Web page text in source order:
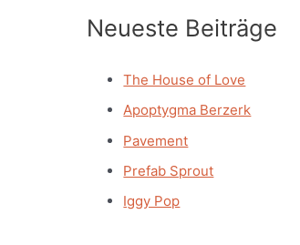
Neueste Beiträge
The House of Love
Apoptygma Berzerk
Pavement
Prefab Sprout
Iggy Pop